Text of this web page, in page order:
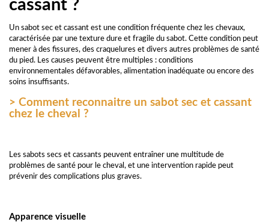
cassant ?
Un sabot sec et cassant est une condition fréquente chez les chevaux,
caractérisée par une texture dure et fragile du sabot. Cette condition peut
mener à des fissures, des craquelures et divers autres problèmes de santé
du pied. Les causes peuvent être multiples : conditions
environnementales défavorables, alimentation inadéquate ou encore des
soins insuffisants.
> Comment reconnaitre un sabot sec et cassant
chez le cheval ?
Les sabots secs et cassants peuvent entraîner une multitude de
problèmes de santé pour le cheval, et une intervention rapide peut
prévenir des complications plus graves.
Apparence visuelle